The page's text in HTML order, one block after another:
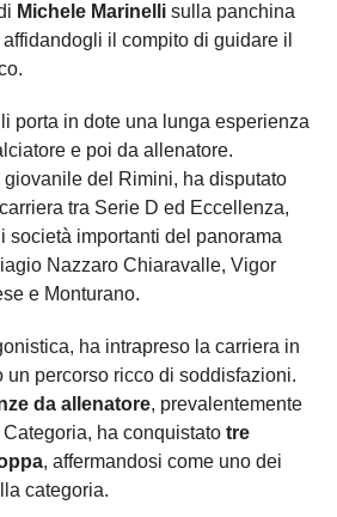
Michele Marinelli sulla panchina
il compito di guidare il
porta in dote una lunga esperienza
e poi da allenatore.
del Rimini, ha disputato
tra Serie D ed Eccellenza,
società importanti del panorama
Nazzaro Chiaravalle, Vigor
e Monturano.
ha intrapreso la carriera in
un percorso ricco di soddisfazioni.
da allenatore, prevalentemente
ha conquistato tre
, affermandosi come uno dei
categoria.